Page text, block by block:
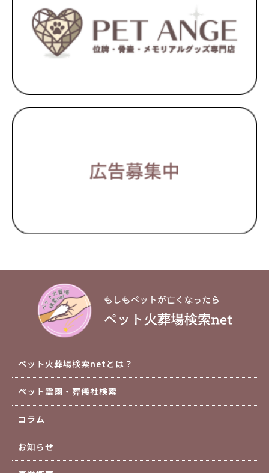
ペット火葬場検索netとは？
ペット霊園・葬儀社検索
コラム
お知らせ